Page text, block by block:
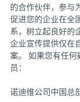
的合作伙伴，参与
促进您的企业在全
系，树立起良好的
企业宣传提供仅在
案。 如果您有任何
员：
诺迪维公司中国总